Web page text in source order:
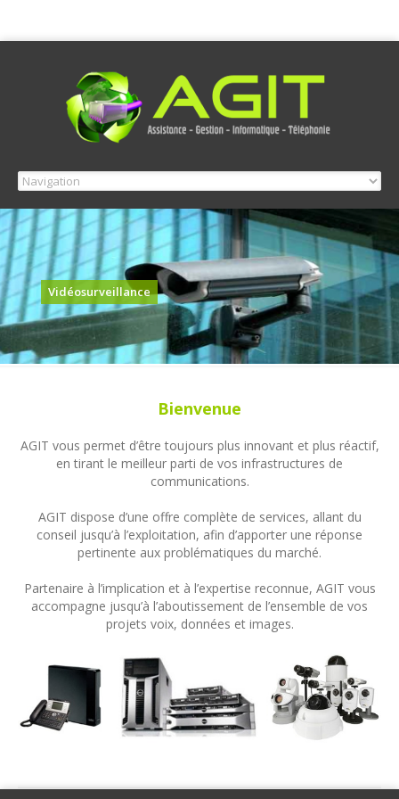
Vidéosurveillance
Bienvenue
AGIT vous permet d’être toujours plus innovant et plus réactif,
en tirant le meilleur parti de vos infrastructures de
communications.
AGIT dispose d’une offre complète de services, allant du
conseil jusqu’à l’exploitation, afin d’apporter une réponse
pertinente aux problématiques du marché.
Partenaire à l’implication et à l’expertise reconnue, AGIT vous
accompagne jusqu’à l’aboutissement de l’ensemble de vos
projets voix, données et images.